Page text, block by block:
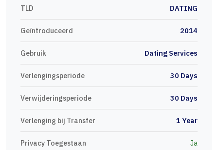
TLD DATING
Geïntroduceerd 2014
Gebruik Dating Services
Verlengingsperiode 30 Days
Verwijderingsperiode 30 Days
Verlenging bij Transfer 1 Year
Privacy Toegestaan Ja